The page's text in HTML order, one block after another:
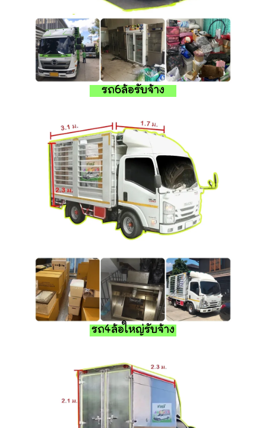
รถ6ล้อรับจ้าง
รถ4ล้อใหญ่รับจ้าง